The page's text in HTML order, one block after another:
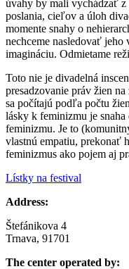
úvahy by mali vychádzať
poslania, cieľov a úloh
momente snahy o
nechceme nasledovať
imagináciu. Odmietame
Toto nie je divadelná
presadzovanie práv žien
sa počítajú podľa počtu
lásky k feminizmu je
feminizmu. Je to
vlastnú empatiu, prekonať
feminizmus ako pojem aj
Lístky na festival
Address:
Štefánikova 4
Trnava, 91701
The center operated by: